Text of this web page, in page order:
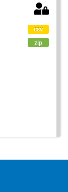
csv
zip